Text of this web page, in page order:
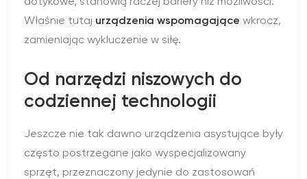
Właśnie tutaj urządzenia wspomagające wkrocz,
zamieniając wykluczenie w siłę.
Od narzędzi niszowych do
codziennej technologii
Jeszcze nie tak dawno urządzenia asystujące były
często postrzegane jako wyspecjalizowany
sprzęt, przeznaczony jedynie do zastosowań